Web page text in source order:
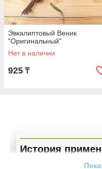
Эвкалиптовый Веник
"Оригинальный"
Нет в наличии
925 ₸
История